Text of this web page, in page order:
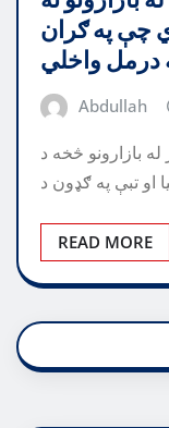
چې په ګران
درمل واخلي
Abdullah
بازارونو څخه د
READ MORE